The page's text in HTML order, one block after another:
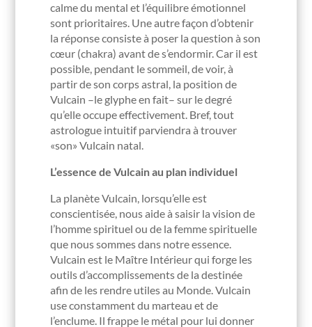
calme du mental et l’équilibre émotionnel
sont prioritaires. Une autre façon d’obtenir
la réponse consiste à poser la question à son
cœur (chakra) avant de s’endormir. Car il est
possible, pendant le sommeil, de voir, à
partir de son corps astral, la position de
Vulcain –le glyphe en fait– sur le degré
qu’elle occupe effectivement. Bref, tout
astrologue intuitif parviendra à trouver
«son» Vulcain natal.
L’essence de Vulcain au plan individuel
La planète Vulcain, lorsqu’elle est
conscientisée, nous aide à saisir la vision de
l’homme spirituel ou de la femme spirituelle
que nous sommes dans notre essence.
Vulcain est le Maître Intérieur qui forge les
outils d’accomplissements de la destinée
afin de les rendre utiles au Monde. Vulcain
use constamment du marteau et de
l’enclume. Il frappe le métal pour lui donner